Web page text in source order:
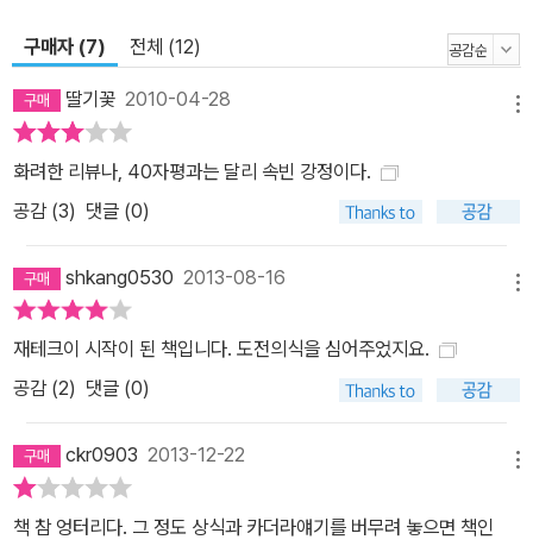
구매자 (7) 전체 (12)
딸기꽃 2010-04-28
화려한 리뷰나, 40자평과는 달리 속빈 강정이다.
공감 (3) 댓글 (0)
shkang0530 2013-08-16
재테크이 시작이 된 책입니다. 도전의식을 심어주었지요.
공감 (2) 댓글 (0)
ckr0903 2013-12-22
책 참 엉터리다. 그 정도 상식과 카더라얘기를 버무려 놓으면 책인